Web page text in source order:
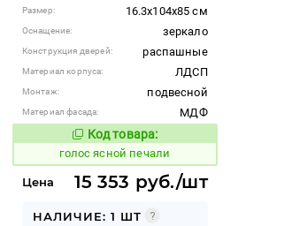
Размер: 16.3x104x85 см
Оснащение: зеркало
Конструкция дверей: распашные
Материал корпуса: ЛДСП
Монтаж: подвесной
Материал фасада:
МДФ
Код товара:
296820 Код товара:
голос ясной печали
Цена 15 353 руб./шт
НАЛИЧИЕ: 1 ШТ